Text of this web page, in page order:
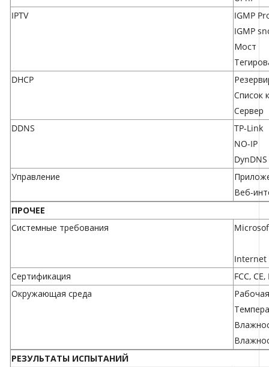
IPTV
IGMP
IGMP
Мост
DHCP
Список
Сервер
DDNS
TP-Link
NO-IP
DynDNS
Управление
Веб-
ПРОЧЕЕ
Системные требования
Internet
Сертификация
FCC,
Окружающая среда
РЕЗУЛЬТАТЫ ИСПЫТАНИЙ